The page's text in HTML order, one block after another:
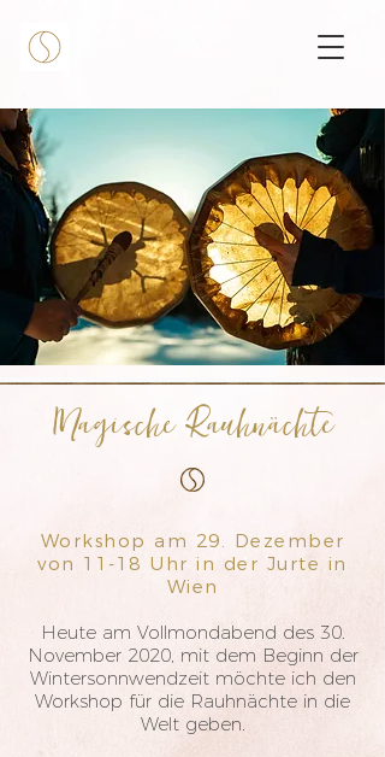
Magische Rauhnächte
Workshop am 29. Dezember
von 11-18 Uhr in der Jurte in
Wien
Heute am Vollmondabend des 30.
November 2020, mit dem Beginn der
Wintersonnwendzeit möchte ich den
Workshop für die Rauhnächte in die
Welt geben.